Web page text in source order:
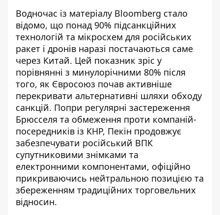
Водночас із матеріалу Bloomberg стало
відомо, що понад 90% підсанкційних
технологій та мікросхем для російських
ракет і дронів наразі постачаються саме
через Китай. Цей показник зріс у
порівнянні з минулорічними 80% після
того, як Євросоюз почав активніше
перекривати альтернативні шляхи обходу
санкцій. Попри регулярні застереження
Брюсселя та обмеження проти компаній-
посередників із КНР, Пекін продовжує
забезпечувати російський ВПК
супутниковими знімками та
електронними компонентами, офіційно
прикриваючись нейтральною позицією та
збереженням традиційних торговельних
відносин.